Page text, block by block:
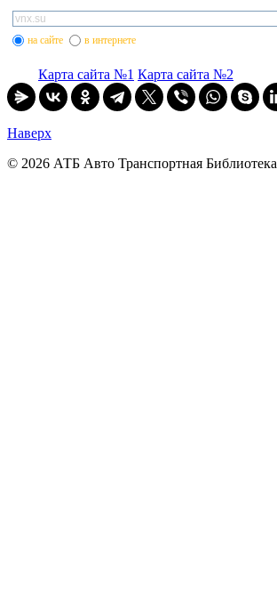
на сайте в интернете
Карта сайта №1 Карта сайта №2
Наверх
© 2026 АТБ Авто Транспортная Библиотека